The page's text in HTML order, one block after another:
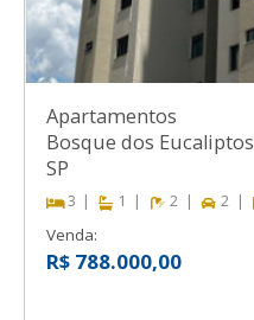
Apartamentos
Bosque dos Eucaliptos
SP
3 1 2 2
Venda:
R$ 788.000,00